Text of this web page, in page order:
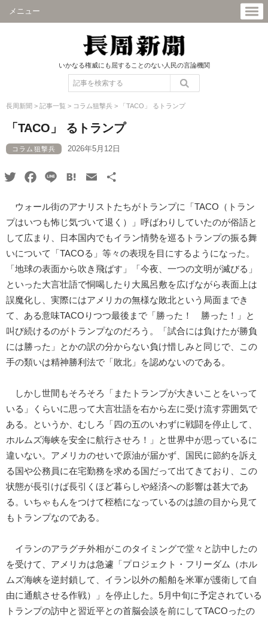
メニュー
いかなる権威にも屈することのない人民の言論機関
長周新聞 > 記事一覧 > コラム狙撃兵 > 「TACO」 るトランプ
「TACO」 るトランプ
コラム狙撃兵 2026年5月12日
TwitterFacebook
Line HatenaEmail
ウォール街のアナリストたちがトランプに「TACO（トラン
プはいつも怖じ気づいて退く）」呼ばわりしていたのが俗語と
して広まり、日本国内でもイラン情勢を巡るトランプの振る舞
いについて「TACOる」等々の表現を目にするようになった。
「地球の表面から吹き飛ばす」「今夜、一つの文明が滅びる」
といった大言壮語で恫喝したり大風呂敷を広げながら表面上は
誤魔化し、実際にはアメリカの無様な敗北という局面までき
て、ある意味TACOりつつ最後まで「勝った！ 勝った！」と
叫び続けるのがトランプなのだろう。「試合には負けたが勝負
には勝った」とかの訳の分からない負け惜しみと同じで、この
手の類いは精神勝利法で「敗北」を認めないのである。
しかし世間もそろそろ「またトランプが大きいことをいって
いる」くらいに思って大言壮語を右から左に受け流す雰囲気で
ある。というか、むしろ「四の五のいわずに戦闘を停止して、
ホルムズ海峡を安全に航行させろ！」と世界中が思っているに
違いない。アメリカのせいで原油が届かず、国民に節約を訴え
る国や公務員に在宅勤務を求める国だって出てきており、この
状態が長引けば長引くほど暮らしや経済への影響は甚大であ
る。いちゃもんをつけて桎梏になっているのは誰の目から見て
もトランプなのである。
イランのアラグチ外相がこのタイミングで堂々と訪中したの
を受けて、アメリカは急遽「プロジェクト・フリーダム（ホル
ムズ海峡を逆封鎖して、イラン以外の船舶を米軍が護衛して自
由に通航させる作戦）」を停止した。5月中旬に予定されている
トランプの訪中と習近平との首脳会談を前にしてTACOったの